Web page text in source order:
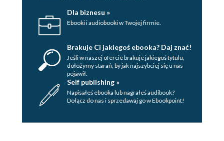
Dla biznesu »
Ebooki i audiobooki w Twojej firmie.
Brakuje Ci jakiegoś ebooka? Daj znać!
Jeśli w naszej ofercie brakuje jakiegoś tytulu,
dołożymy starań, by jak najszybciej się u nas
pojawił.
Self publishing »
Napisałeś ebooka lub nagrałeś audibook?
Dołącz do nas i sprzedawaj go w Ebookpoint!